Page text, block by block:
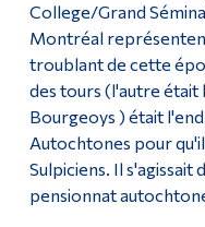
College/Grand
Montréal
troublant de cette
des tours (l'autre
Bourgeoys ) était
Autochtones pour
Sulpiciens. Il
pensionnat